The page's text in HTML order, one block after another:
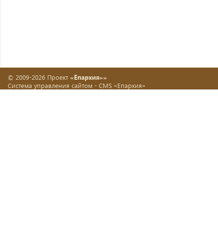
© 2009-2026 Проект «Епархия»»
Система управления сайтом - CMS «Епархия»